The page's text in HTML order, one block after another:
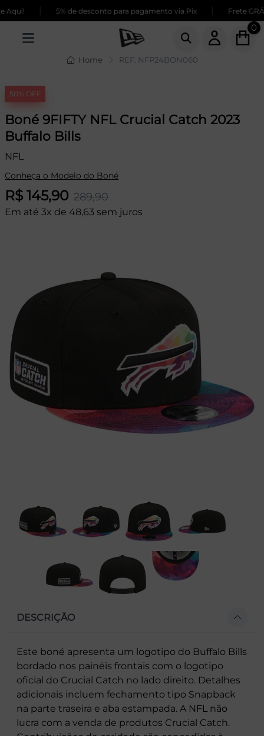
5% de desconto para pagamento via Pix Frete
0
Home REF: NFP24BON060
50% OFF
Boné 9FIFTY NFL Crucial Catch 2023
Buffalo Bills
NFL
Conheça o Modelo do Boné
R$ 145,90 289,90
Em até 3x de 48,63 sem juros
DESCRIÇÃO
Este boné apresenta um logotipo do Buffalo Bills
bordado nos painéis frontais com o logotipo
oficial do Crucial Catch no lado direito. Detalhes
adicionais incluem fechamento tipo Snapback
na parte traseira e aba estampada. A NFL não
lucra com a venda de produtos Crucial Catch.